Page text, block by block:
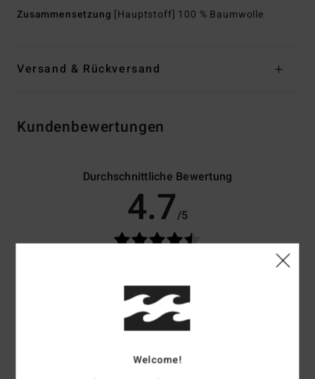
Zusammensetzung [Hauptstoff] 100 % Baumwolle
Versand & Rückversand
Kundenbewertungen
Durchschnittliche Bewertung
4.7/5
Preis-Leistungs-Verhältnis
Welcome!